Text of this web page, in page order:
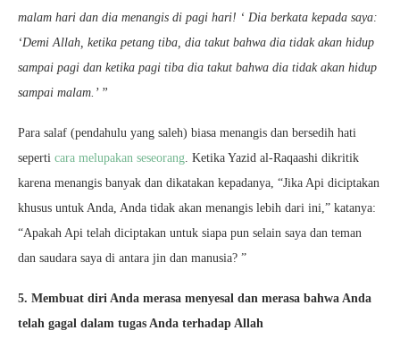
malam hari dan dia menangis di pagi hari! ‘ Dia berkata kepada saya:
‘Demi Allah, ketika petang tiba, dia takut bahwa dia tidak akan hidup
sampai pagi dan ketika pagi tiba dia takut bahwa dia tidak akan hidup
sampai malam.’ ”
Para salaf (pendahulu yang saleh) biasa menangis dan bersedih hati
seperti cara melupakan seseorang. Ketika Yazid al-Raqaashi dikritik
karena menangis banyak dan dikatakan kepadanya, “Jika Api diciptakan
khusus untuk Anda, Anda tidak akan menangis lebih dari ini,” katanya:
“Apakah Api telah diciptakan untuk siapa pun selain saya dan teman
dan saudara saya di antara jin dan manusia? ”
5. Membuat diri Anda merasa menyesal dan merasa bahwa Anda
telah gagal dalam tugas Anda terhadap Allah